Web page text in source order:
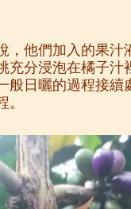
，他們加入的果汁
充分浸泡在橘子汁
般日曬的過程接續